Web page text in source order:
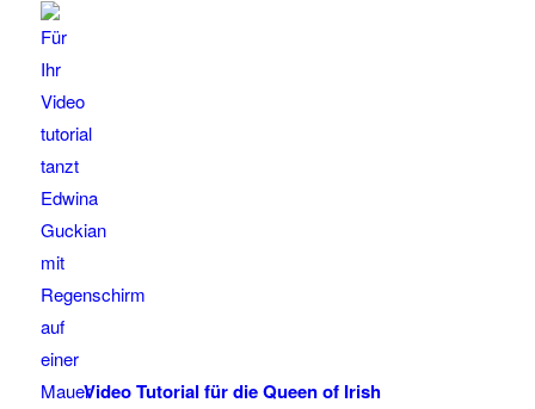
Video Tutorial für die Queen of Irish